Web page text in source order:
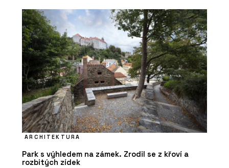
ARCHITEKTURA
Park s výhledem na zámek. Zrodil se z křoví a
rozbitých zídek